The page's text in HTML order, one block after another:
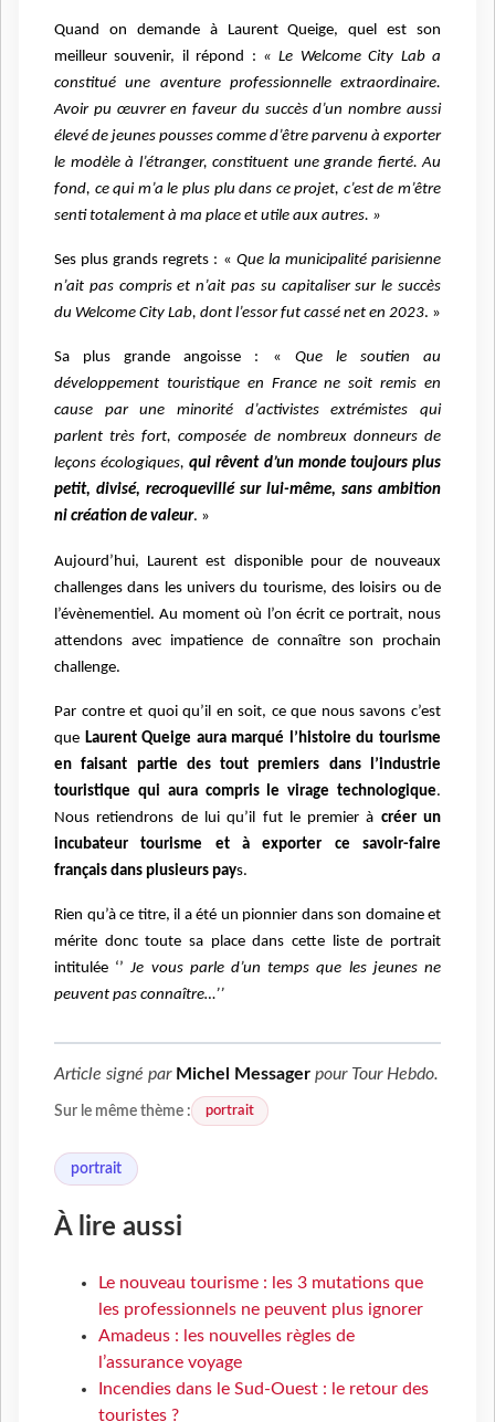
Quand on demande à Laurent Queige, quel est son
meilleur souvenir, il répond : « Le Welcome City Lab a
constitué une aventure professionnelle extraordinaire.
Avoir pu œuvrer en faveur du succès d’un nombre aussi
élevé de jeunes pousses comme d’être parvenu à exporter
le modèle à l’étranger, constituent une grande fierté. Au
fond, ce qui m’a le plus plu dans ce projet, c’est de m’être
senti totalement à ma place et utile aux autres. »
Ses plus grands regrets : « Que la municipalité parisienne
n’ait pas compris et n’ait pas su capitaliser sur le succès
du Welcome City Lab, dont l’essor fut cassé net en 2023. »
Sa plus grande angoisse : « Que le soutien au
développement touristique en France ne soit remis en
cause par une minorité d’activistes extrémistes qui
parlent très fort, composée de nombreux donneurs de
leçons écologiques,qui rêvent d’un monde toujours plus
petit, divisé, recroquevillé sur lui-même, sans ambition
ni création de valeur. »
Aujourd’hui, Laurent est disponible pour de nouveaux
challenges dans les univers du tourisme, des loisirs ou de
l’évènementiel. Au moment où l’on écrit ce portrait, nous
attendons avec impatience de connaître son prochain
challenge.
Par contre et quoi qu’il en soit, ce que nous savons c’est
que Laurent Queige aura marqué l’histoire du tourisme
en faisant partie des tout premiers dans l’industrie
touristique qui aura compris le virage technologique.
Nous retiendrons de lui qu’il fut le premier à créer un
incubateur tourisme et à exporter ce savoir-faire
français dans plusieurs pays.
Rien qu’à ce titre, il a été un pionnier dans son domaine et
mérite donc toute sa place dans cette liste de portrait
intitulée ‘’Je vous parle d’un temps que les jeunes ne
peuvent pas connaître…’’
Article signé par Michel Messager pour Tour Hebdo.
Sur le même thème : portrait
portrait
À lire aussi
Le nouveau tourisme : les 3 mutations que
les professionnels ne peuvent plus ignorer
Amadeus : les nouvelles règles de
l’assurance voyage
Incendies dans le Sud-Ouest : le retour des
touristes ?